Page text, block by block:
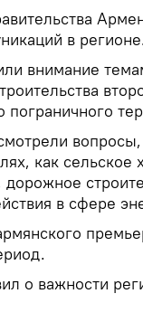
в регионе.
внимание
пограничного
как сельское
в сфере
о важности